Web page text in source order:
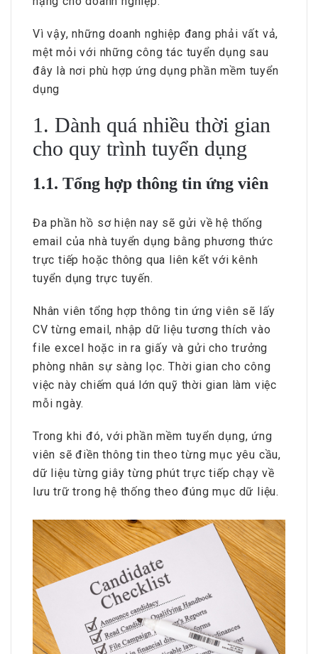
Vì vậy, những doanh nghiệp đang phải vất vả,
mệt mỏi với những công tác tuyển dụng sau
đây là nơi phù hợp ứng dụng phần mềm tuyển
dụng
1. Dành quá nhiều thời gian
cho quy trình tuyển dụng
1.1. Tổng hợp thông tin ứng viên
Đa phần hồ sơ hiện nay sẽ gửi về hệ thống
email của nhà tuyển dụng bằng phương thức
trực tiếp hoặc thông qua liên kết với kênh
tuyển dụng trực tuyến.
Nhân viên tổng hợp thông tin ứng viên sẽ lấy
CV từng email, nhập dữ liệu tương thích vào
file excel hoặc in ra giấy và gửi cho trưởng
phòng nhân sự sàng lọc. Thời gian cho công
việc này chiếm quá lớn quỹ thời gian làm việc
mỗi ngày.
Trong khi đó, với phần mềm tuyển dụng, ứng
viên sẽ điền thông tin theo từng mục yêu cầu,
dữ liệu từng giây từng phút trực tiếp chạy về
lưu trữ trong hệ thống theo đúng mục dữ liệu.